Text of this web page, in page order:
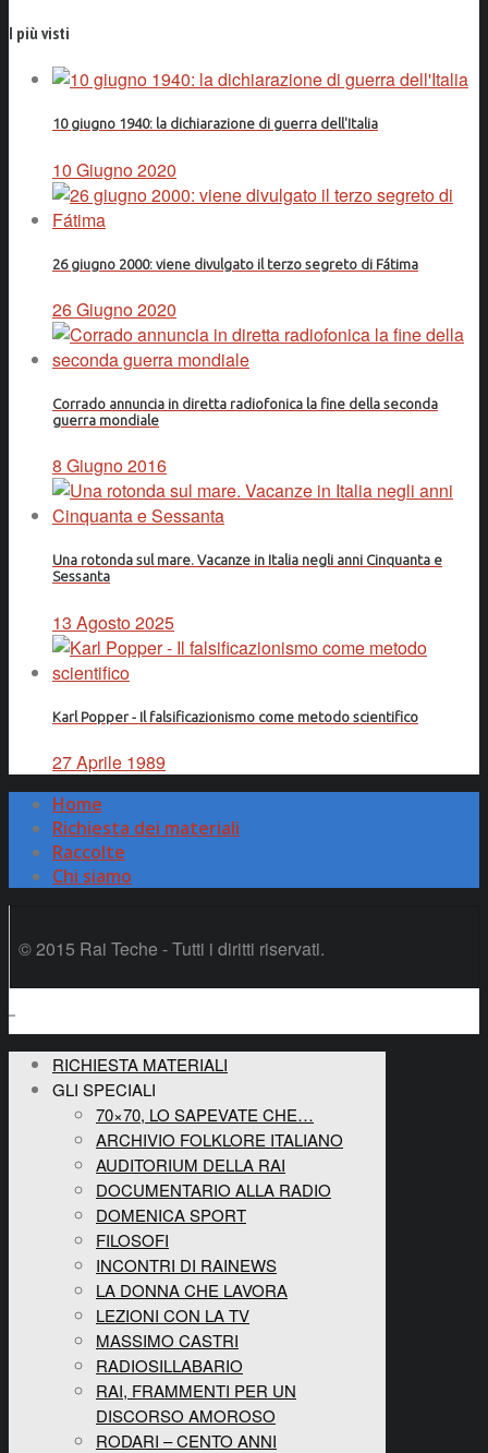
I più visti
10 giugno 1940: la dichiarazione di guerra dell'Italia
10 Giugno 2020
26 giugno 2000: viene divulgato il terzo segreto di Fátima
26 Giugno 2020
Corrado annuncia in diretta radiofonica la fine della seconda
guerra mondiale
8 Giugno 2016
Una rotonda sul mare. Vacanze in Italia negli anni Cinquanta e
Sessanta
13 Agosto 2025
Karl Popper - Il falsificazionismo come metodo scientifico
27 Aprile 1989
Home
Richiesta dei materiali
Raccolte
Chi siamo
© 2015 Rai Teche - Tutti i diritti riservati.
RICHIESTA MATERIALI
GLI SPECIALI
70×70, LO SAPEVATE CHE…
ARCHIVIO FOLKLORE ITALIANO
AUDITORIUM DELLA RAI
DOCUMENTARIO ALLA RADIO
DOMENICA SPORT
FILOSOFI
INCONTRI DI RAINEWS
LA DONNA CHE LAVORA
LEZIONI CON LA TV
MASSIMO CASTRI
RADIOSILLABARIO
RAI, FRAMMENTI PER UN
DISCORSO AMOROSO
RODARI – CENTO ANNI